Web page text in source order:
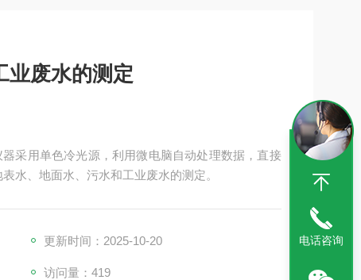
业废水的测定
采用单色冷光源，利用微电脑自动处理数据，直接
水、地面水、污水和工业废水的测定。
更新时间：2025-10-20
访问量：419
电话咨询